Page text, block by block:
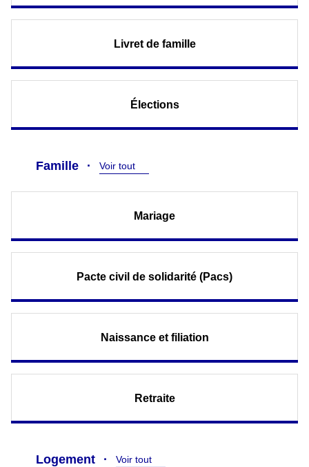
Livret de famille
Élections
Famille Voir tout
Mariage
Pacte civil de solidarité (Pacs)
Naissance et filiation
Retraite
Logement Voir tout